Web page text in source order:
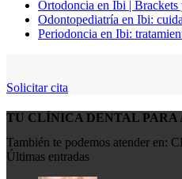
Ortodoncia en Ibi |
Odontopediatría en Ibi:
Periodoncia en Ibi:
Solicitar cita
TU CLÍNICA DENTAL PARA
También te podemos atender
Últimas entradas